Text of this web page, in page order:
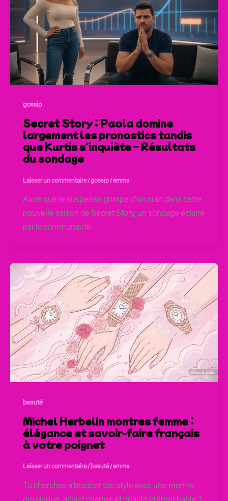
gossip
Secret Story : Paola domine
largement les pronostics tandis
que Kurtis s’inquiète – Résultats
du sondage
Laisser un commentaire/gossip/emma
Alors que le suspense grimpe d’un cran dans cette
nouvelle saison de Secret Story, un sondage éclairé
par la communauté
beauté
Michel Herbelin montres femme :
élégance et savoir-faire français
à votre poignet
Laisser un commentaire/beauté/emma
Tu cherches à booster ton style avec une montre